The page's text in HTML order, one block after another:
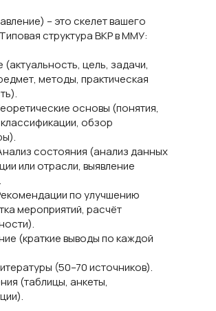
– это скелет вашего
структура ВКР в ММУ:
(актуальность, цель, задачи,
методы, практическая
основы (понятия,
обзор
состояния (анализ данных
или отрасли, выявление
по улучшению
мероприятий, расчёт
(краткие выводы по каждой
(50–70 источников).
(таблицы, анкеты,